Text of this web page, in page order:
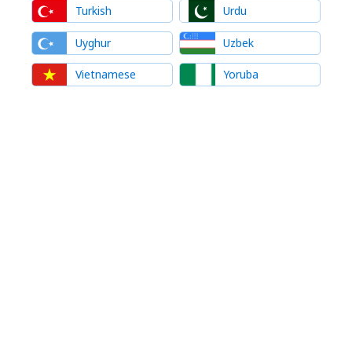
Turkish Urdu
Uyghur Uzbek
Vietnamese Yoruba